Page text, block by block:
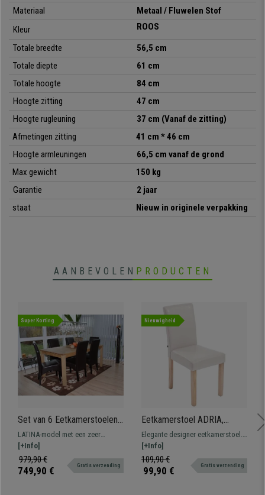
poten om uw vloer te beschermen tegen krassen.
Bovendien is het gemaakt van hoogwaardige materialen, ontworpen om
vele jaren mee te gaan en in perfecte staat. De
is zeer aangenaam om aan te raken.
Comfortabel en elegant,
deze stoel zal gemakkelijk aan al uw
behoeften voldoen. Bij Bureaustoelpro maken we het verschil en bieden
we producten met het beste design en de beste afwerkingen tegen een
zeer scherpe prijs.
• Klassiek en exclusief ontwerp
• Zwarte metalen poten
• Zachte en comfortabele vulling
Materiaal
Metaal / Fluwelen Stof
Kleur
ROOS
Totale breedte
56,5 cm
Totale diepte
61 cm
Totale hoogte
84 cm
Hoogte zitting
47 cm
Hoogte rugleuning
37 cm (Vanaf de zitting)
Afmetingen zitting
41 cm * 46 cm
Hoogte armleuningen
66,5 cm vanaf de grond
Max gewicht
150 kg
Garantie
2 jaar
staat
Nieuw in originele verpakking
AANBEVOLEN PRODUCTEN
Super Korting
Set van 6 Eetkamerstoelen
LATINA ECHT LEDER, Bruin
met Donkerhouten Poten
LATINA-model met een zeer
elegant en modern ontwerp.
Bekleed met natuurlijk leder met
structuur en poten van massief
[+Info]
979,90 €
749,90 € Gratis verzending
Nieuwigheid
Eetkamerstoel ADRIA,
Lichthouten Poten, Bekleed
met Crèmekleurig Leder
Elegante designer eetkamerstoel.
De dikke en comfortabele vulling
is bekleed met synthetisch leder.
[+Info]
109,90 €
99,90 € Gratis verzending